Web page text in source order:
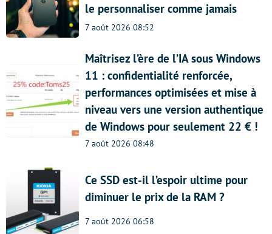
le personnaliser comme jamais
7 août 2026 08:52
Maîtrisez l’ère de l’IA sous Windows
11 : confidentialité renforcée,
performances optimisées et mise à
niveau vers une version authentique
de Windows pour seulement 22 € !
7 août 2026 08:48
Ce SSD est-il l’espoir ultime pour
diminuer le prix de la RAM ?
7 août 2026 06:58